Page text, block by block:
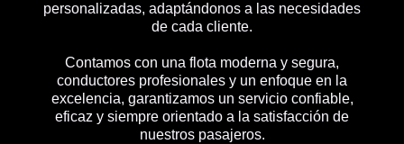
personalizadas, adaptándonos a las necesidades
de cada cliente.
Contamos con una flota moderna y segura,
conductores profesionales y un enfoque en la
excelencia, garantizamos un servicio confiable,
eficaz y siempre orientado a la satisfacción de
nuestros pasajeros.